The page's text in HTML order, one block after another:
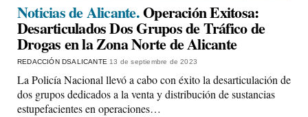
Noticias de Alicante.Operación Exitosa:
Desarticulados Dos Grupos de Tráfico de
Drogas en la Zona Norte de Alicante
REDACCIÓN DSALICANTE13 de septiembre de 2023
La Policía Nacional llevó a cabo con éxito la desarticulación de
dos grupos dedicados a la venta y distribución de sustancias
estupefacientes en operaciones…